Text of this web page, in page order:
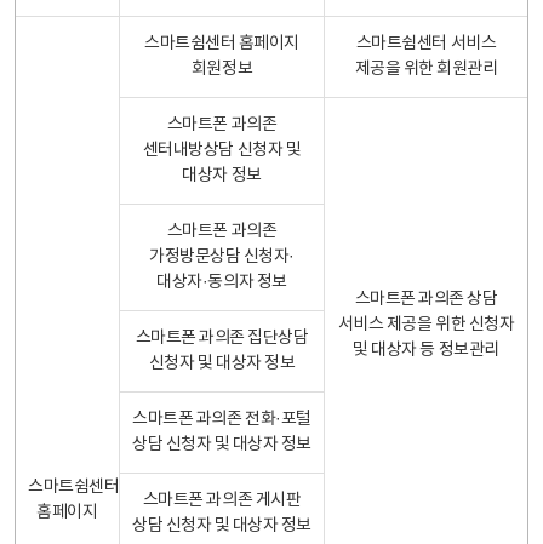
스마트쉼센터
홈페이지
스마트쉼센터 홈페이지
회원정보
스마트쉼센터 서비스
제공을 위한 회원관리
스마트폰 과의존
센터내방상담 신청자 및
대상자 정보
스마트폰 과의존 상담
서비스 제공을 위한 신청자
및 대상자 등 정보관리
스마트폰 과의존
가정방문상담 신청자·
대상자·동의자 정보
스마트폰 과의존 집단상담
신청자 및 대상자 정보
스마트폰 과의존 전화·포털
상담 신청자 및 대상자 정보
스마트폰 과의존 게시판
상담 신청자 및 대상자 정보